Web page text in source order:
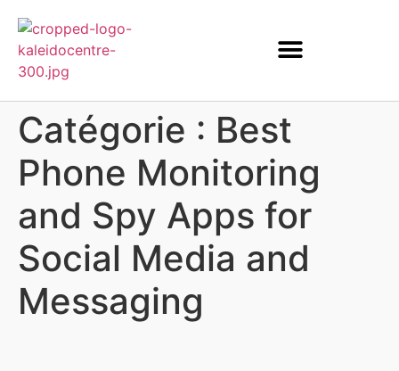
Catégorie : Best
Phone Monitoring
and Spy Apps for
Social Media and
Messaging